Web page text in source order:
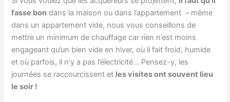
fasse bon dans la maison ou dans l’appartement – même
dans un appartement vide, nous vous conseillons de
mettre un minimum de chauffage car rien n’est moins
engageant qu’un bien vide en hiver, où il fait froid, humide
et où parfois, il n’y a pas l’électricité… Pensez-y, les
journées se raccourcissent et les visites ont souvent lieu
le soir !